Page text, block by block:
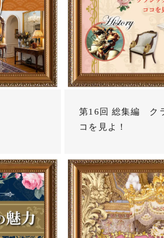
第16回 総集編 ク
コを見よ！